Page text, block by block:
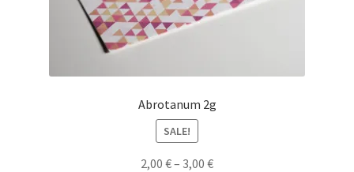
Abrotanum 2g
SALE!
2,00 €– 3,00 €